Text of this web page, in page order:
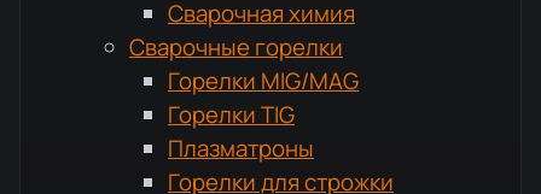
Сварочная химия
Сварочные горелки
Горелки MIG/MAG
Горелки TIG
Плазматроны
Горелки для строжки